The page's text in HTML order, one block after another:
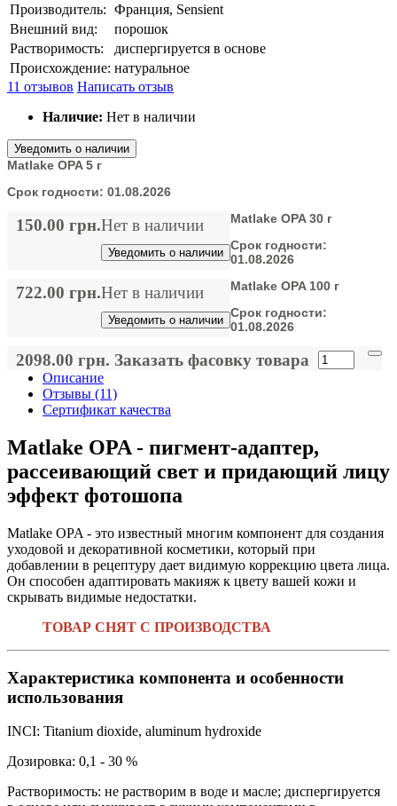
Производитель: Франция, Sensient
Внешний вид:
порошок
Растворимость:
диспергируется в основе
Происхождение: натуральное
11 отзывов Написать отзыв
Наличие: Нет в наличии
Уведомить о наличии
Matlake OPA 5 г
Срок годности: 01.08.2026
150.00 грн.Нет в наличии
Уведомить о наличии
Matlake OPA 30 г
Срок годности:
01.08.2026
722.00 грн.Нет в наличии
Уведомить о наличии
Matlake OPA 100 г
Срок годности:
01.08.2026
2098.00 грн. Заказать фасовку товара
Описание
Отзывы (11)
Сертификат качества
Matlake OPA - пигмент-адаптер,
рассеивающий свет и придающий лицу
эффект фотошопа
Matlake OPA - это известный многим компонент для создания
уходовой и декоративной косметики, который при
добавлении в рецептуру дает видимую коррекцию цвета лица.
Он способен адаптировать макияж к цвету вашей кожи и
скрывать видимые недостатки.
ТОВАР СНЯТ С ПРОИЗВОДСТВА
Характеристика компонента и особенности
использования
INCI: Titanium dioxide, aluminum hydroxide
Дозировка: 0,1 - 30 %
Растворимость: не растворим в воде и масле; диспергируется